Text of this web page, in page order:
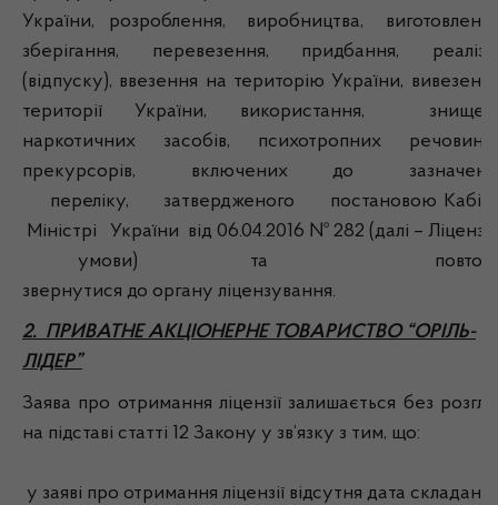
України, розроблення, виробництва,
зберігання, перевезення, придбання,
(відпуску), ввезення на територію України,
території України, використання,
наркотичних засобів, психотропних
прекурсорів, включених до
переліку, затвердженого постановою
Міністрі України від 06.04.2016 № 282 (далі –
умови) та
звернутися до органу ліцензування.
2. ПРИВАТНЕ АКЦІОНЕРНЕ ТОВАРИСТВО “ОРІЛЬ-
ЛІДЕР”
Заява про отримання ліцензії залишається без
на підставі статті 12 Закону у зв’язку з тим, що:
у заяві про отримання ліцензії відсутня дата